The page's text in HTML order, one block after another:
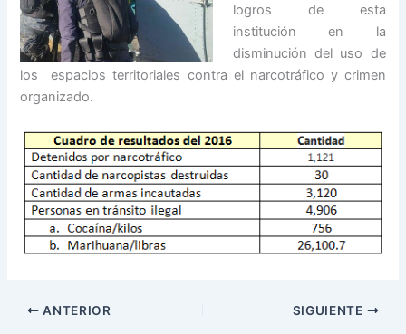
logros de esta
institución en la
disminución del uso de
los espacios territoriales contra el narcotráfico y crimen
organizado.
ANTERIOR SIGUIENTE